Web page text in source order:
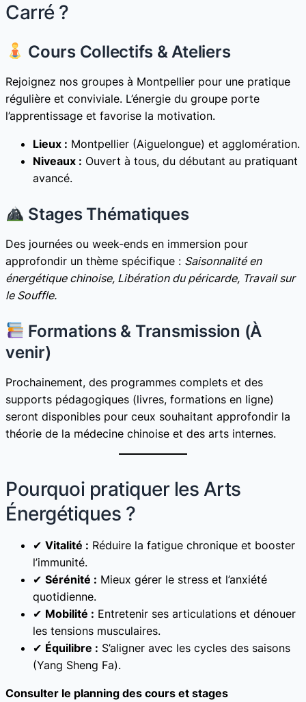
Carré ?
Cours Collectifs & Ateliers
Rejoignez nos groupes à Montpellier pour une pratique
régulière et conviviale. L’énergie du groupe porte
l’apprentissage et favorise la motivation.
Lieux : Montpellier (Aiguelongue) et agglomération.
Niveaux : Ouvert à tous, du débutant au pratiquant
avancé.
Stages Thématiques
Des journées ou week-ends en immersion pour
approfondir un thème spécifique : Saisonnalité en
énergétique chinoise, Libération du péricarde, Travail sur
le Souffle.
Formations & Transmission (À
venir)
Prochainement, des programmes complets et des
supports pédagogiques (livres, formations en ligne)
seront disponibles pour ceux souhaitant approfondir la
théorie de la médecine chinoise et des arts internes.
Pourquoi pratiquer les Arts
Énergétiques ?
✔ Vitalité : Réduire la fatigue chronique et booster
l’immunité.
✔ Sérénité : Mieux gérer le stress et l’anxiété
quotidienne.
✔ Mobilité : Entretenir ses articulations et dénouer
les tensions musculaires.
✔ Équilibre : S’aligner avec les cycles des saisons
(Yang Sheng Fa).
Consulter le planning des cours et stages